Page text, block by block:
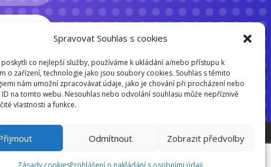
Spravovat Souhlas s cookies
co nejlepší služby, používáme k ukládání a/nebo přístupu k
o zařízení, technologie jako jsou soubory cookies. Souhlas s těmito
nám umožní zpracovávat údaje, jako je chování při procházení nebo
ID na tomto webu. Nesouhlas nebo odvolání souhlasu může nepříznivě
vlastnosti a funkce.
Odmítnout Zobrazit předvolby
Zásady cookiesProhlášení o nakládání s osobními údaji